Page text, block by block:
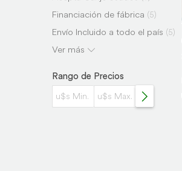
Financiación de fábrica (5)
Envío Incluido a todo el país (5)
Cuotas sin interés
Tasa en Dólares (2)
Canje Cereal (1)
Ver más
Rango de Precios